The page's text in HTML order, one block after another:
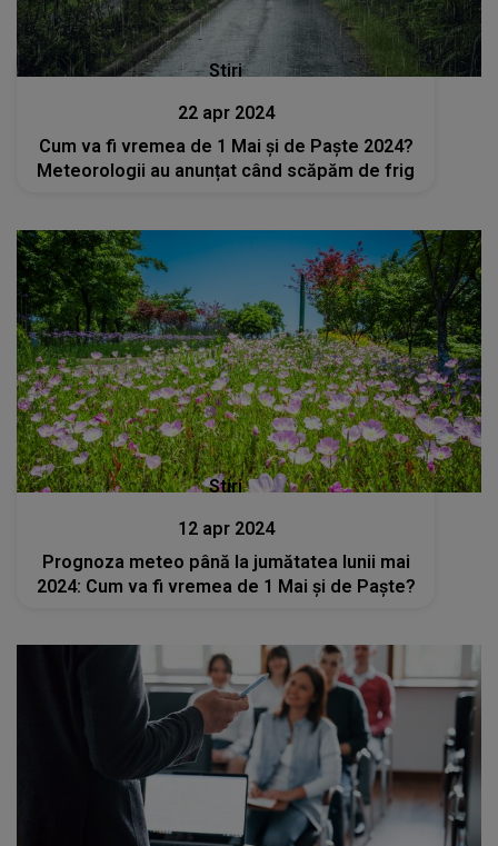
Stiri
22 apr 2024
Cum va fi vremea de 1 Mai și de Paște 2024?
Meteorologii au anunțat când scăpăm de frig
Stiri
12 apr 2024
Prognoza meteo până la jumătatea lunii mai
2024: Cum va fi vremea de 1 Mai și de Paște?